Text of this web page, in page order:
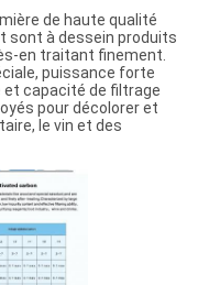
de haute qualité
sont à dessein produits
en traitant finement.
puissance forte
capacité de filtrage
pour décolorer et
le vin et des